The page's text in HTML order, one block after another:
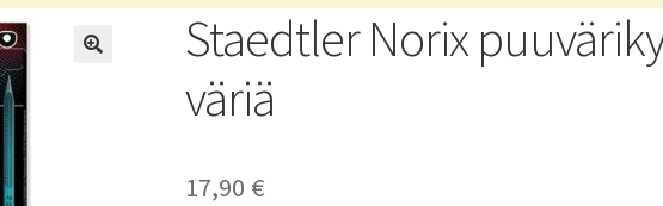
Staedtler Norix
väriä
17,90 €